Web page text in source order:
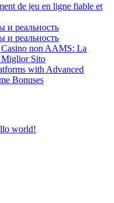
de jeu en ligne fiable et
и реальность
и реальность
non AAMS: La
Miglior Sito
with Advanced
Bonuses
world!